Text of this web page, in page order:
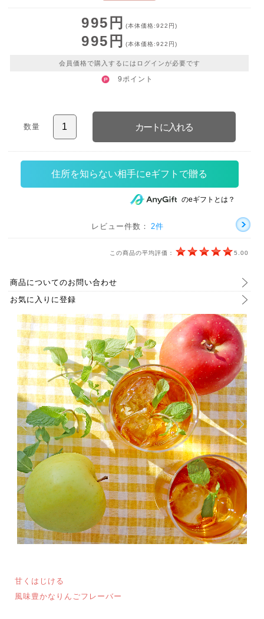
995円 (本体価格:922円)
995円 (本体価格:922円)
会員価格で購入するにはログインが必要です
9ポイント
数量
住所を知らない相手にeギフトで贈る
のeギフトとは？
レビュー件数： 2件
この商品の平均評価： 5.00
商品についてのお問い合わせ
お気に入りに登録
甘くはじける
風味豊かなりんごフレーバー